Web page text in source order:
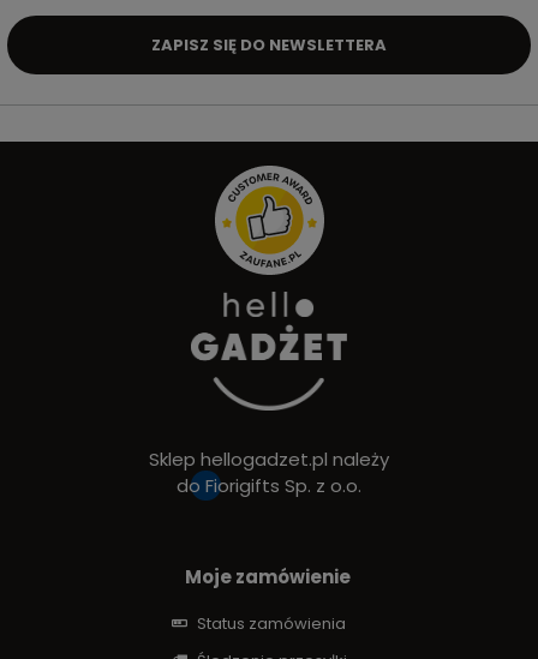
ZAPISZ SIĘ DO NEWSLETTERA
Sklep hellogadzet.pl należy
do Fiorigifts Sp. z o.o.
Moje zamówienie
Status zamówienia